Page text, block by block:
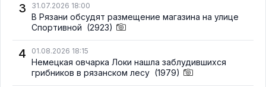
3 31.07.2026 18:00
В Рязани обсудят размещение магазина на улице
Спортивной (2923)
4 01.08.2026 18:15
Немецкая овчарка Локи нашла заблудившихся
грибников в рязанском лесу (1979)